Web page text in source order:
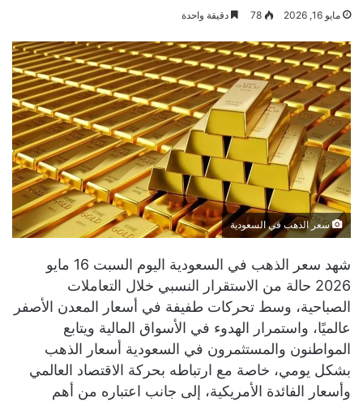
مايو 16, 2026 78 دقيقة واحدة
سعر الذهب في السعودية
شهد سعر الذهب في السعودية اليوم السبت 16 مايو
2026 حالة من الاستقرار النسبي خلال التعاملات
الصباحية، وسط تحركات طفيفة في أسعار المعدن الأصفر
عالميًا، واستمرار الهدوء في الأسواق المالية ويتابع
المواطنون والمستثمرون في السعودية أسعار الذهب
بشكل يومي، خاصة مع ارتباطه بحركة الاقتصاد العالمي
وأسعار الفائدة الأمريكية، إلى جانب اعتباره من أهم